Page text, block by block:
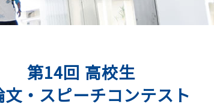
介
ジアダイナミズム
経営情報学部
究紀要（Tama蔵） 教育
アクティブ・ラーニング発表祭
際交流センター
ローバルスタディーズ学部 グロ
摩キャンパス メディア・サービス 湘南
第14回 高校生
文・スピーチコンテスト